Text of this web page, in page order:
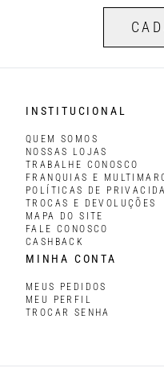
INSTITUCIONAL
QUEM SOMOS
NOSSAS LOJAS
TRABALHE CONOSCO
FRANQUIAS E
POLÍTICAS DE
TROCAS E DEVOLUÇÕES
MAPA DO SITE
FALE CONOSCO
CASHBACK
MINHA CONTA
MEUS PEDIDOS
MEU PERFIL
TROCAR SENHA